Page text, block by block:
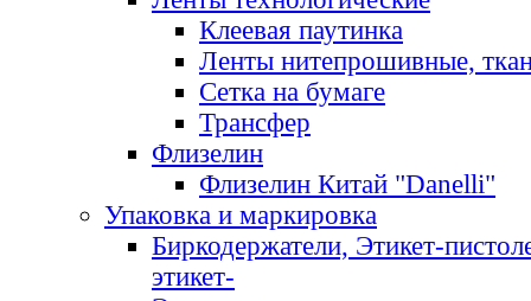
Клеевая паутинка
Ленты нитепрошивные,
Сетка на бумаге
Трансфер
Флизелин
Флизелин Китай "Danelli"
Упаковка и маркировка
Биркодержатели, Этикет-
этикет-